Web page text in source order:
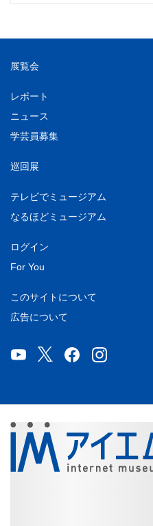
展覧会
レポート
ニュース
学芸員募集
巡回展
テレビでミュージアム
なるほどミュージアム
ログイン
For You
このサイトについて
広告について